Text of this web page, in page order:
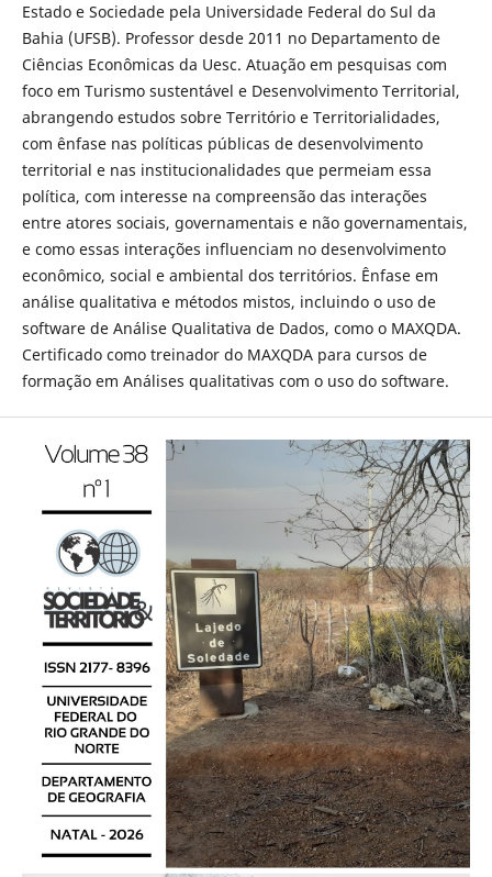
Estado e Sociedade pela Universidade Federal do Sul da
Bahia (UFSB). Professor desde 2011 no Departamento de
Ciências Econômicas da Uesc. Atuação em pesquisas com
foco em Turismo sustentável e Desenvolvimento Territorial,
abrangendo estudos sobre Território e Territorialidades,
com ênfase nas políticas públicas de desenvolvimento
territorial e nas institucionalidades que permeiam essa
política, com interesse na compreensão das interações
entre atores sociais, governamentais e não governamentais,
e como essas interações influenciam no desenvolvimento
econômico, social e ambiental dos territórios. Ênfase em
análise qualitativa e métodos mistos, incluindo o uso de
software de Análise Qualitativa de Dados, como o MAXQDA.
Certificado como treinador do MAXQDA para cursos de
formação em Análises qualitativas com o uso do software.